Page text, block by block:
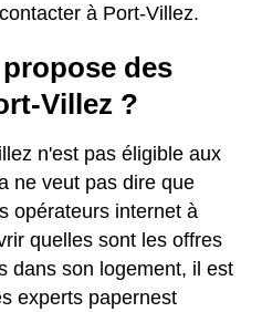
à Port-Villez.
des
Villez ?
n'est pas éligible aux
ne veut pas dire que
opérateurs internet à
quelles sont les offres
dans son logement, il est
experts papernest